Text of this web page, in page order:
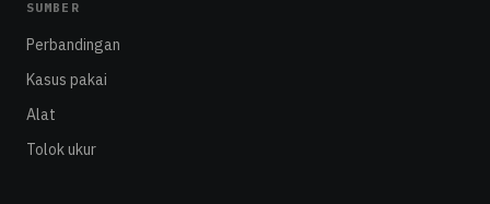
SUMBER
Perbandingan
Kasus pakai
Alat
Tolok ukur